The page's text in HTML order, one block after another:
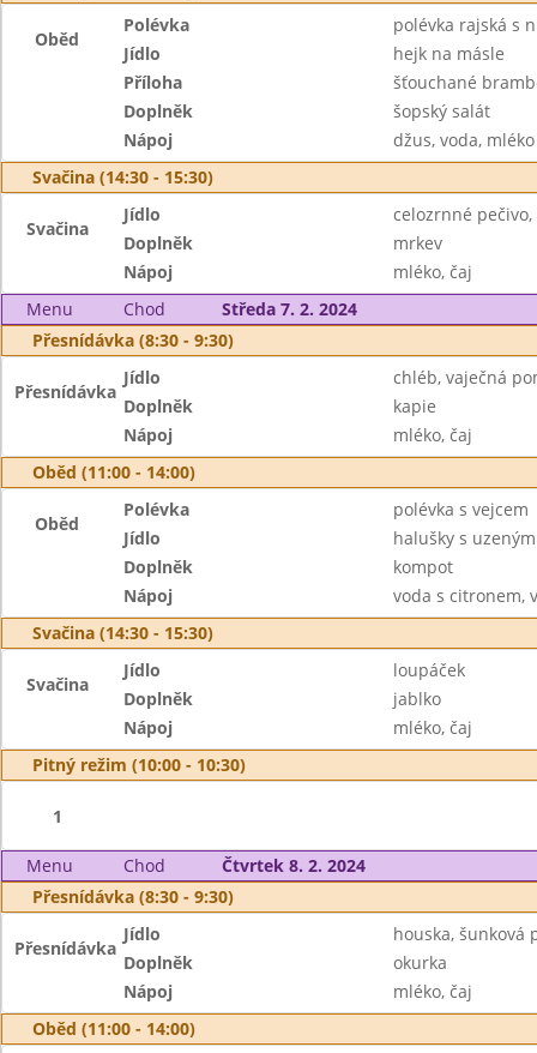
Oběd
Polévka
polévka rajská s
Jídlo
hejk na másle
Příloha
šťouchané
Doplněk
šopský salát
Nápoj
džus, voda, mléko
Svačina (14:30 - 15:30)
Svačina
Jídlo
celozrnné
Doplněk
mrkev
Nápoj
mléko, čaj
Menu
Chod
Středa 7. 2. 2024
Přesnídávka (8:30 - 9:30)
Přesnídávka
Jídlo
chléb, vaječná
Doplněk
kapie
Nápoj
mléko, čaj
Oběd (11:00 - 14:00)
Oběd
Polévka
polévka s vejcem
Jídlo
halušky s
Doplněk
kompot
Nápoj
voda s citronem,
Svačina (14:30 - 15:30)
Svačina
Jídlo
loupáček
Doplněk
jablko
Nápoj
mléko, čaj
Pitný režim (10:00 - 10:30)
1
Menu Chod
Čtvrtek 8. 2. 2024
Přesnídávka (8:30 - 9:30)
Přesnídávka
Jídlo
houska, šunková
Doplněk
okurka
Nápoj
mléko, čaj
Oběd (11:00 - 14:00)